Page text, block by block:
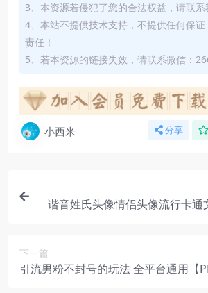
3、本资源若侵犯了您的合法权益，请联系
4、本站不提供技术支持，不提供任何保
责任！
5、若本资源的链接失效，请联系微信：
小西米 分享
谐音姓氏头像情侣头像流行卡通
下一篇
引流男粉不封号的玩法 全平台通用【